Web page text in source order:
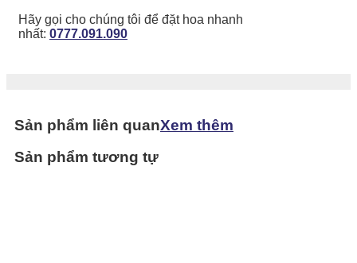
Hãy gọi cho chúng tôi để đặt hoa nhanh
nhất: 0777.091.090
Sản phẩm liên quanXem thêm
Sản phẩm tương tự